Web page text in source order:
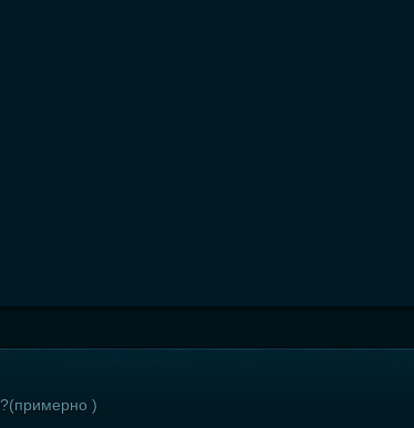
?(примерно )